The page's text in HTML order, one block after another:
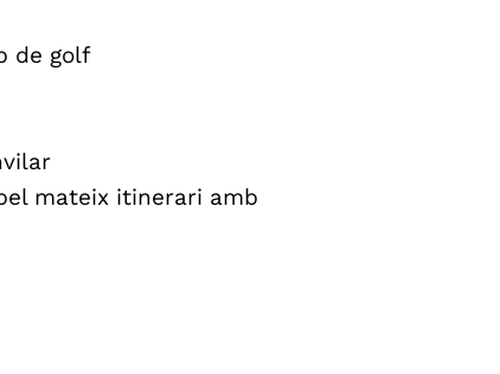
de golf
mateix itinerari amb